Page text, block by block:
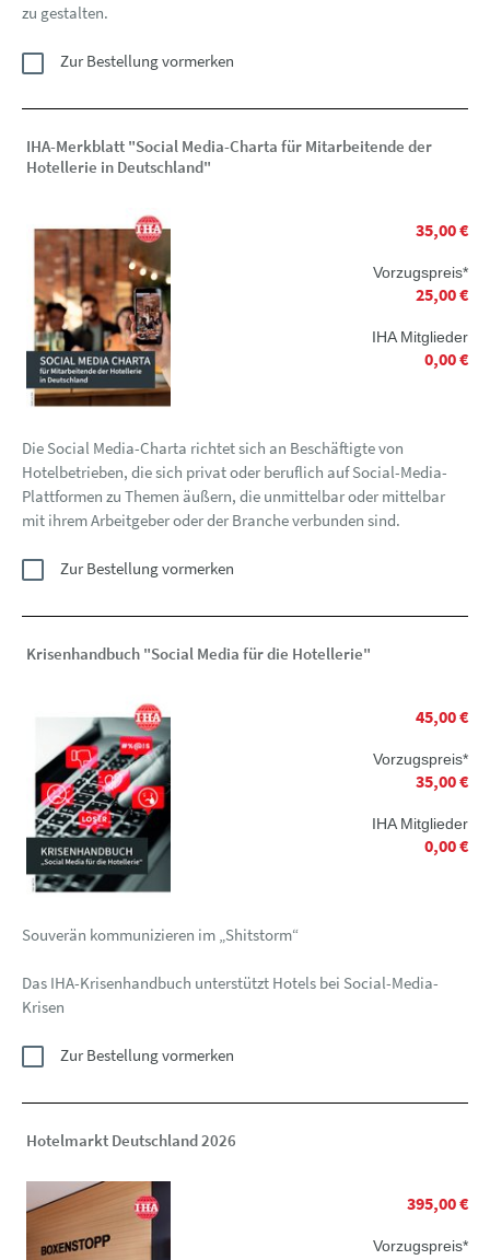
zu gestalten.
Zur Bestellung vormerken
IHA-Merkblatt "Social Media-Charta für Mitarbeitende der
Hotellerie in Deutschland"
35,00 €
Vorzugspreis*
25,00 €
IHA Mitglieder
0,00 €
Die Social Media-Charta richtet sich an Beschäftigte von
Hotelbetrieben, die sich privat oder beruflich auf Social-Media-
Plattformen zu Themen äußern, die unmittelbar oder mittelbar
mit ihrem Arbeitgeber oder der Branche verbunden sind.
Zur Bestellung vormerken
Krisenhandbuch "Social Media für die Hotellerie"
45,00 €
Vorzugspreis*
35,00 €
IHA Mitglieder
0,00 €
Souverän kommunizieren im „Shitstorm“
Das IHA-Krisenhandbuch unterstützt Hotels bei Social-Media-
Krisen
Zur Bestellung vormerken
Hotelmarkt Deutschland 2026
395,00 €
Vorzugspreis*